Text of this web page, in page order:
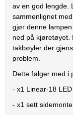
av en god lengde.
sammenlignet
gjør denne
ned på kjøretøyet.
takbøyler der
problem.
Dette følger med i
- x1 Linear-18
- x1 sett